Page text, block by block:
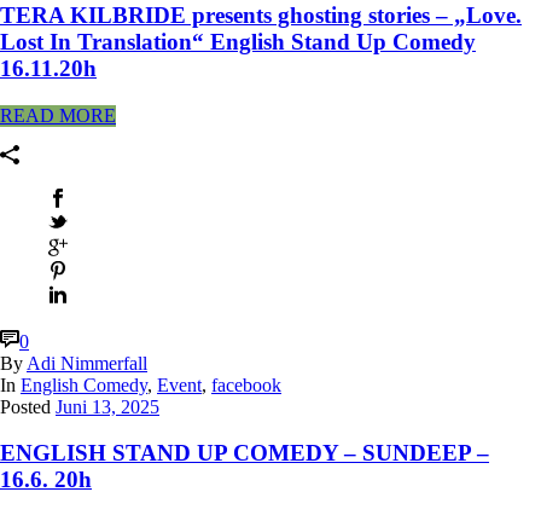
TERA KILBRIDE presents ghosting stories – „Love.
Lost In Translation“ English Stand Up Comedy
16.11.20h
READ MORE
0
By Adi Nimmerfall
In English Comedy, Event, facebook
Posted Juni 13, 2025
ENGLISH STAND UP COMEDY – SUNDEEP –
16.6. 20h